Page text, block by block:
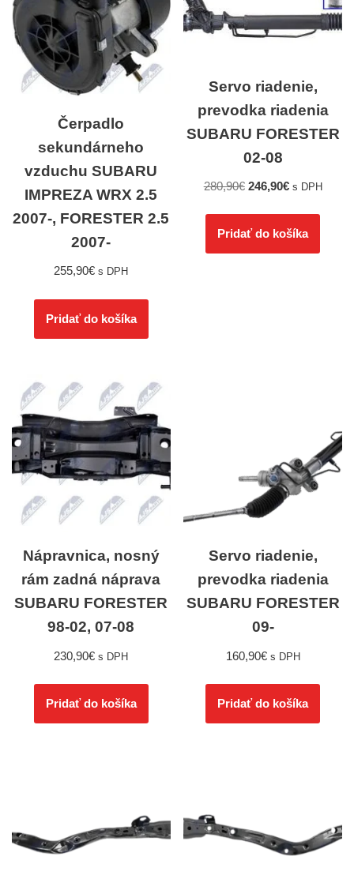
Čerpadlo
sekundárneho
vzduchu SUBARU
IMPREZA WRX 2.5
2007-, FORESTER 2.5
2007-
255,90€ s DPH
Pridať do košíka
Servo riadenie,
prevodka riadenia
SUBARU FORESTER
02-08
280,90€ 246,90€ s DPH
Pridať do košíka
Nápravnica, nosný
rám zadná náprava
SUBARU FORESTER
98-02, 07-08
230,90€ s DPH
Pridať do košíka
Servo riadenie,
prevodka riadenia
SUBARU FORESTER
09-
160,90€ s DPH
Pridať do košíka